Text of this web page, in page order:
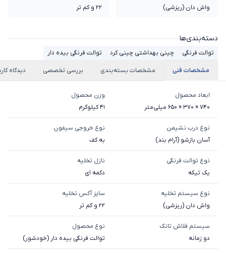
واش دان (ریزشی)
22 و کم تر
دسته‌بندی‌ها
توالت فرنگی چینی بهداشتی چینی کرد توالت فرنگی بیده دار
مشخصات فنی مشخصات بسته‌بندی بررسی تخصصی دیدگاه
ابعاد محصول
740 × 370 × 650 میلی‌متر
وزن محصول
41 کیلوگرم
نوع درب نشیمن
آسان بازشو (آرام بند)
نوع خروجی سیفون
به کف
نوع توالت فرنگی
یک تیکه
نازل تخلیه
دکمه ای
نوع سیستم تخلیه
واش دان (ریزشی)
سایز آکس تخلیه
22 و کم تر
سیستم فلاش تانک
دو زمانه
نوع محصول
توالت فرنگی بیده دار (خودشور)